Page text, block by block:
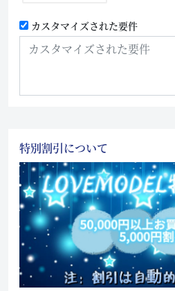
カスタマイズされた要件
特別割引について